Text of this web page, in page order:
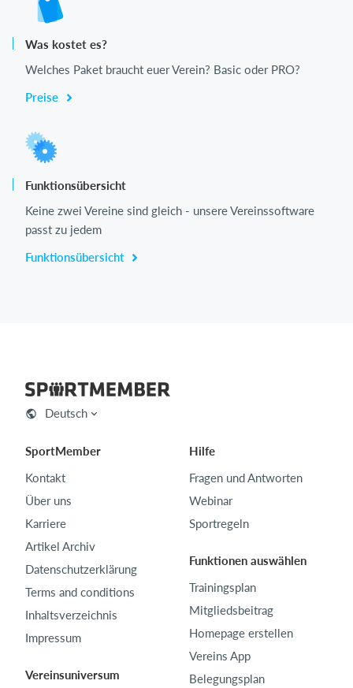
Was kostet es?
Welches Paket braucht euer Verein? Basic oder PRO?
Preise
Funktionsübersicht
Keine zwei Vereine sind gleich - unsere Vereinssoftware
passt zu jedem
Funktionsübersicht
Deutsch
SportMember
Kontakt
Über uns
Karriere
Artikel Archiv
Datenschutzerklärung
Terms and conditions
Inhaltsverzeichnis
Impressum
Vereinsuniversum
Hilfe
Fragen und Antworten
Webinar
Sportregeln
Funktionen auswählen
Trainingsplan
Mitgliedsbeitrag
Homepage erstellen
Vereins App
Belegungsplan